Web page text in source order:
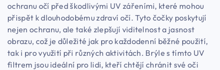
ochranu očí před škodlivými UV zářeními, které mohou
přispět k dlouhodobému zdraví očí. Tyto čočky poskytují
nejen ochranu, ale také zlepšují viditelnost a jasnost
obrazu, což je důležité jak pro každodenní běžné použití,
tak i pro využití při různých aktivitách. Brýle s tímto UV
filtrem jsou ideální pro lidi, kteří chtějí chránit své oči